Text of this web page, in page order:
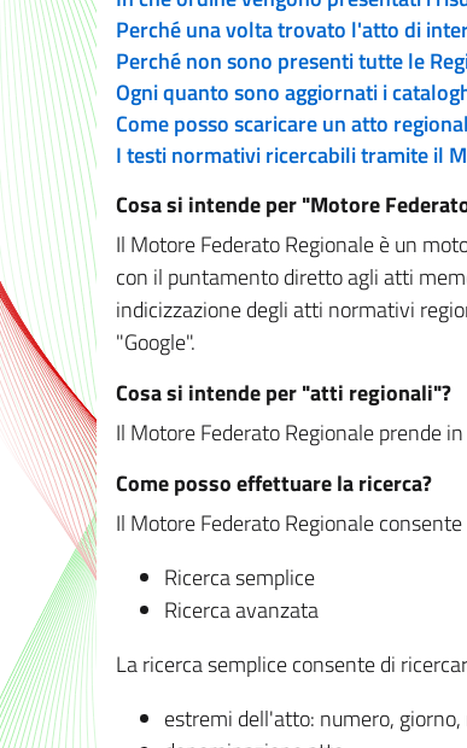
Perché una volta trovato l'atto di
Perché non sono presenti tutte le
Ogni quanto sono aggiornati i
Come posso scaricare un atto
I testi normativi ricercabili tramite il
Cosa si intende per "Motore
Il Motore Federato Regionale è un
con il puntamento diretto agli atti
indicizzazione degli atti normativi
"Google".
Cosa si intende per "atti regionali"?
Il Motore Federato Regionale prende
Come posso effettuare la ricerca?
Il Motore Federato Regionale
Ricerca semplice
Ricerca avanzata
La ricerca semplice consente di
estremi dell'atto: numero,